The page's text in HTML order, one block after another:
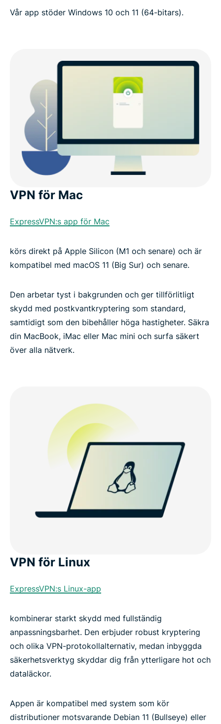
Vår app stöder Windows 10 och 11 (64-bitars).
VPN för Mac
ExpressVPN:s app för Mac
körs direkt på Apple Silicon (M1 och senare) och är
kompatibel med macOS 11 (Big Sur) och senare.
Den arbetar tyst i bakgrunden och ger tillförlitligt
skydd med postkvantkryptering som standard,
samtidigt som den bibehåller höga hastigheter. Säkra
din MacBook, iMac eller Mac mini och surfa säkert
över alla nätverk.
VPN för Linux
ExpressVPN:s Linux-app
kombinerar starkt skydd med fullständig
anpassningsbarhet. Den erbjuder robust kryptering
och olika VPN-protokollalternativ, medan inbyggda
säkerhetsverktyg skyddar dig från ytterligare hot och
dataläckor.
Appen är kompatibel med system som kör
distributioner motsvarande Debian 11 (Bullseye) eller